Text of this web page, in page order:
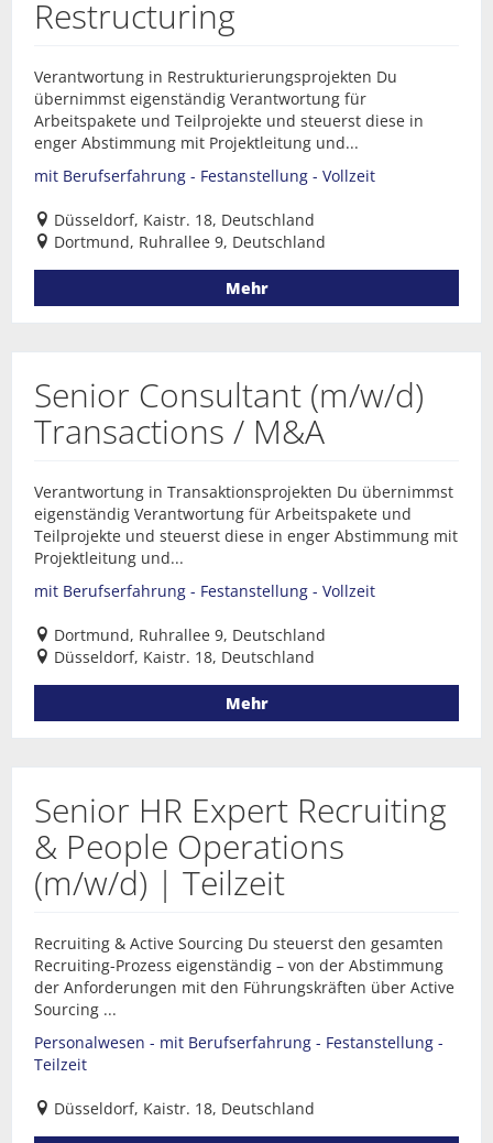
Restructuring
Verantwortung in Restrukturierungsprojekten Du
übernimmst eigenständig Verantwortung für
Arbeitspakete und Teilprojekte und steuerst diese in
enger Abstimmung mit Projektleitung und...
mit Berufserfahrung - Festanstellung - Vollzeit
Düsseldorf, Kaistr. 18, Deutschland
Dortmund, Ruhrallee 9, Deutschland
Mehr
Senior Consultant (m/w/d)
Transactions / M&A
Verantwortung in Transaktionsprojekten Du übernimmst
eigenständig Verantwortung für Arbeitspakete und
Teilprojekte und steuerst diese in enger Abstimmung mit
Projektleitung und...
mit Berufserfahrung - Festanstellung - Vollzeit
Dortmund, Ruhrallee 9, Deutschland
Düsseldorf, Kaistr. 18, Deutschland
Mehr
Senior HR Expert Recruiting
& People Operations
(m/w/d) | Teilzeit
Recruiting & Active Sourcing Du steuerst den gesamten
Recruiting-Prozess eigenständig – von der Abstimmung
der Anforderungen mit den Führungskräften über Active
Sourcing ...
Personalwesen - mit Berufserfahrung - Festanstellung -
Teilzeit
Düsseldorf, Kaistr. 18, Deutschland